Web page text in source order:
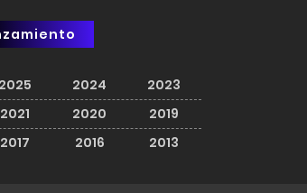
2025 2024
2023
2021 2020
2019
2017 2016 2013